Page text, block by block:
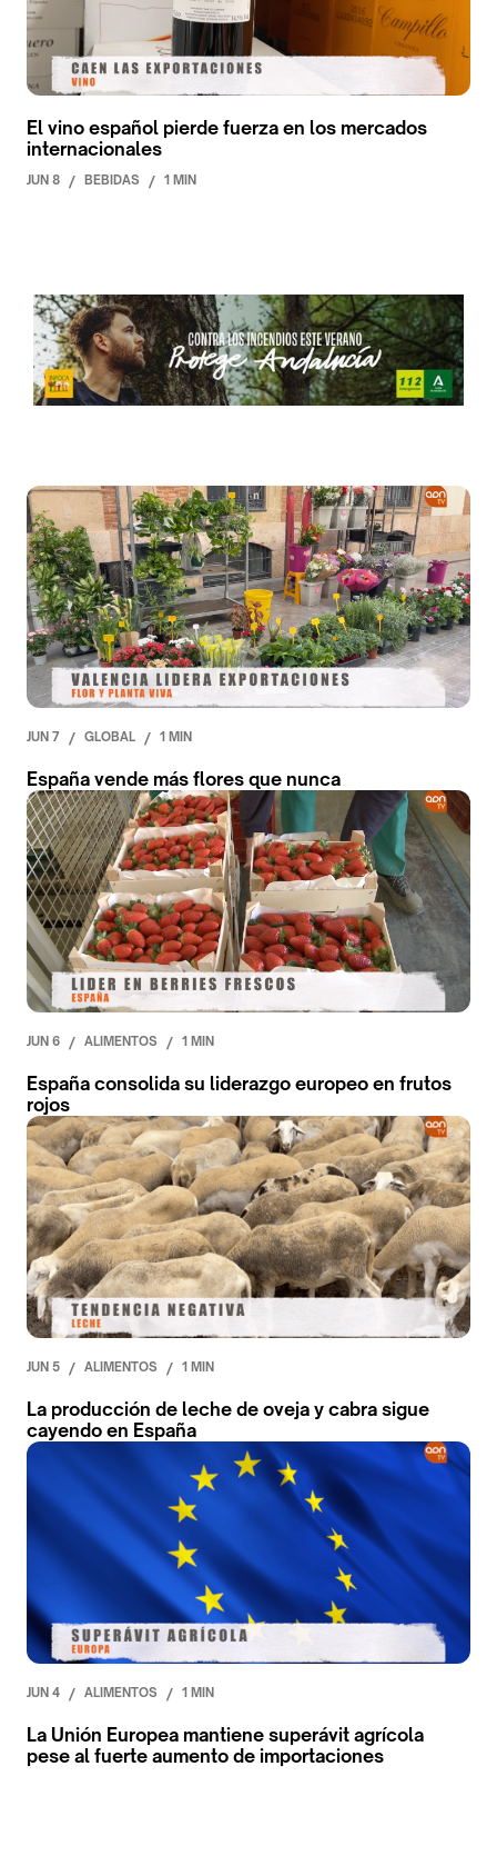
El vino español pierde fuerza en los mercados
internacionales
JUN 8 / BEBIDAS / 1 MIN
JUN 7 / GLOBAL / 1 MIN
España vende más flores que nunca
JUN 6 / ALIMENTOS / 1 MIN
España consolida su liderazgo europeo en frutos
rojos
JUN 5 / ALIMENTOS / 1 MIN
La producción de leche de oveja y cabra sigue
cayendo en España
JUN 4 / ALIMENTOS / 1 MIN
La Unión Europea mantiene superávit agrícola
pese al fuerte aumento de importaciones